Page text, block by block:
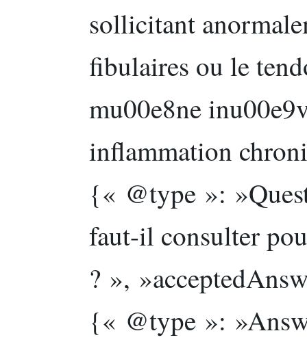
sollicitant
fibulaires ou le
mu00e8ne
inflammation
{« @type »:
faut-il consulter
? »,
{« @type »: